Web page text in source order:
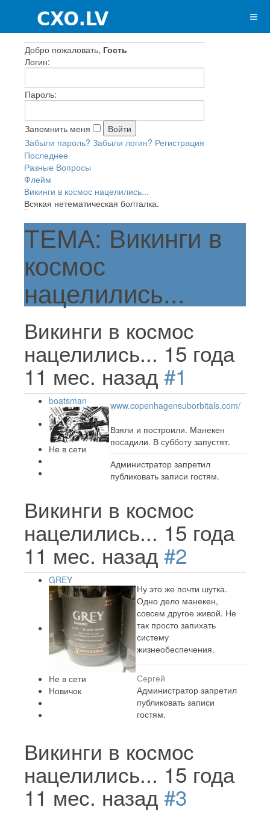
Добро пожаловать, Гость
Логин:
Пароль:
Запомнить меня
Забыли пароль? Забыли логин? Регистрация
Последнее
Разные Вопросы
Флейм
Викинги в космос нацелились...
Всякая нетематическая болталка.
ТЕМА: Викинги в
космос
нацелились...
Викинги в космос
нацелились... 15 года
11 мес. назад #1
boatsman
Не в сети
www.copenhagensuborbitals.com/
Взяли и построили. Манекен
посадили. В субботу запустят.
Администратор запретил
публиковать записи гостям.
Викинги в космос
нацелились... 15 года
11 мес. назад #2
GREY
Не в сети
Новичок
Ну это же почти шутка.
Одно дело манекен,
совсем другое живой. Не
так просто запихать
систему
жизнеобеспечения.
Сергей
Администратор запретил
публиковать записи
гостям.
Викинги в космос
нацелились... 15 года
11 мес. назад #3